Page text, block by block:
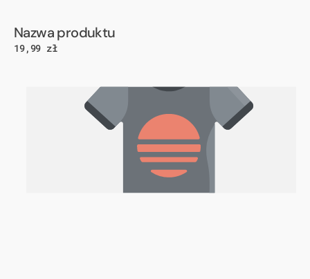
Dostawca:
Nazwa produktu
Cena
19,99 zł